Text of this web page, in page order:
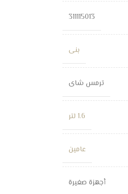
311115013
بنى
ترمس شاى
1.6 لتر
عامين
أجهزة صغيرة